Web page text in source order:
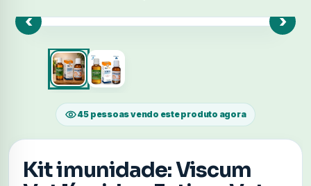
‹ ›
45 pessoas vendo este produto agora
Kit imunidade: Viscum